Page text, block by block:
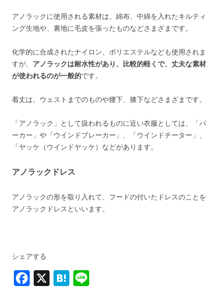
アノラックに使用される素材は、綿布、中綿を入れたキルティ
ング生地や、裏地に毛皮を張ったものなどさまざまです。
化学的に合成されたナイロン、ポリエステルなども使用されま
すが、 アノラックは耐水性があり、比較的軽くで、丈夫な素材
が使われるのが一般的です。
着丈は、ウェストまでのものや腰下、膝下などさまざまです。
「アノラック」として扱われるものに近い衣服としては、「パ
ーカー」や「ウインドブレーカー」、「ウインドチーター」、
「ヤッケ（ウインドヤッケ）などがあります。
アノラックドレス
アノラックの形を取り入れて、フードの付いたドレスのことを
アノラックドレスといいます。
シェアする
F X H